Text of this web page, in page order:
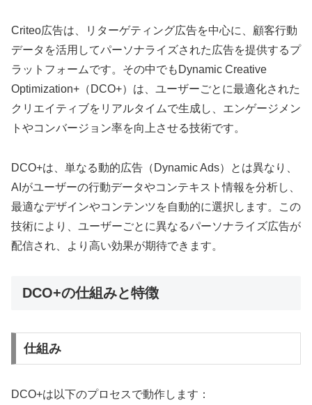
Criteo広告は、リターゲティング広告を中心に、顧客行動
データを活用してパーソナライズされた広告を提供するプ
ラットフォームです。その中でもDynamic Creative
Optimization+（DCO+）は、ユーザーごとに最適化された
クリエイティブをリアルタイムで生成し、エンゲージメン
トやコンバージョン率を向上させる技術です。
DCO+は、単なる動的広告（Dynamic Ads）とは異なり、
AIがユーザーの行動データやコンテキスト情報を分析し、
最適なデザインやコンテンツを自動的に選択します。この
技術により、ユーザーごとに異なるパーソナライズ広告が
配信され、より高い効果が期待できます。
DCO+の仕組みと特徴
仕組み
DCO+は以下のプロセスで動作します：